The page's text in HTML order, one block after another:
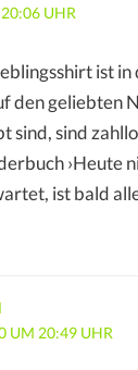
UHR
ist
den geliebten
sind
›Heute
ist bald
UM 20:49 UHR